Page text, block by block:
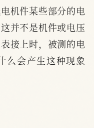
机件某些部分的电
并不是机件或电压
接上时，被测的电
么会产生这种现象